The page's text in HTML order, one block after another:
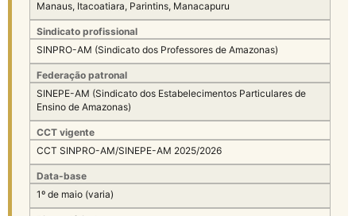
Manaus, Itacoatiara, Parintins, Manacapuru
Sindicato profissional
SINPRO-AM (Sindicato dos Professores de Amazonas)
Federação patronal
SINEPE-AM (Sindicato dos Estabelecimentos Particulares de
Ensino de Amazonas)
CCT vigente
CCT SINPRO-AM/SINEPE-AM 2025/2026
Data-base
1º de maio (varia)